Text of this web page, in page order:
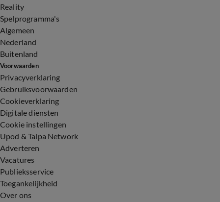
Reality
Spelprogramma's
Algemeen
Nederland
Buitenland
Voorwaarden
Privacyverklaring
Gebruiksvoorwaarden
Cookieverklaring
Digitale diensten
Cookie instellingen
Upod & Talpa Network
Adverteren
Vacatures
Publieksservice
Toegankelijkheid
Over ons